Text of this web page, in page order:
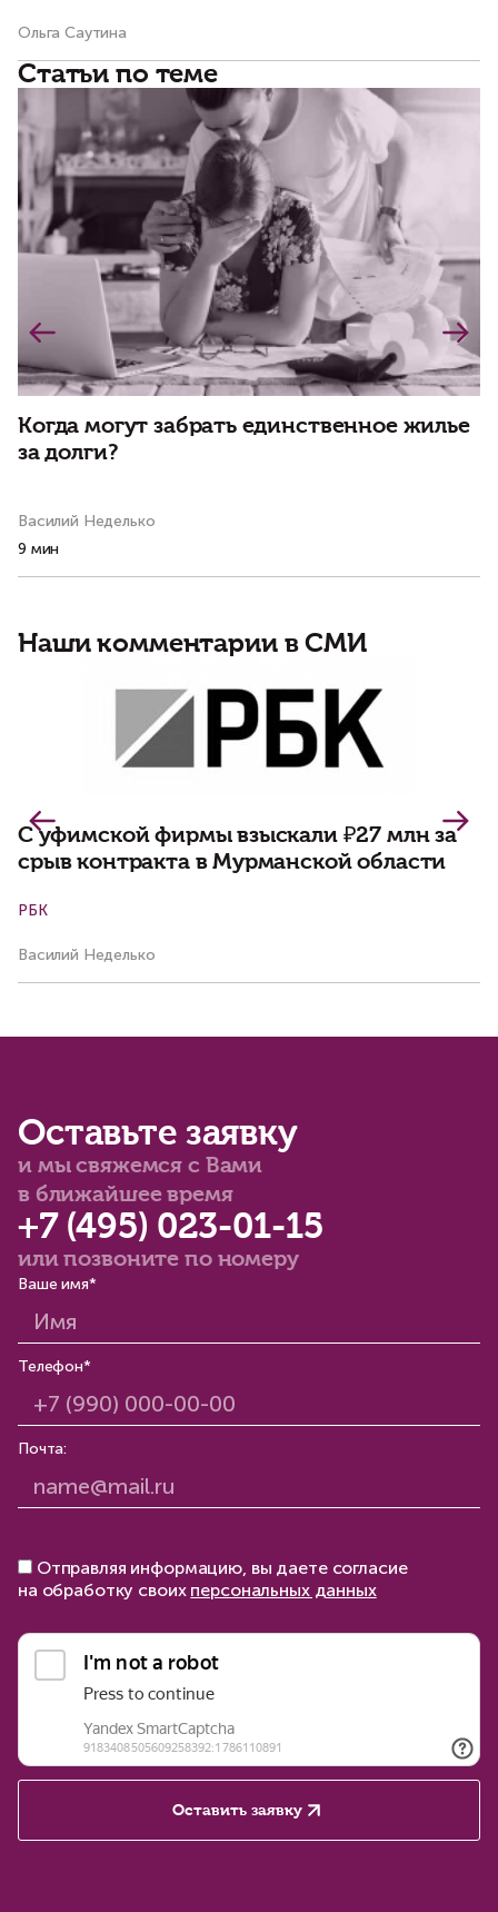
Ольга Саутина
Статьи по теме
Когда могут забрать единственное жилье
за долги?
Василий Неделько
9 мин
Наши комментарии в СМИ
С уфимской фирмы взыскали ₽27 млн за
срыв контракта в Мурманской области
РБК
Василий Неделько
Оставьте заявку
и мы свяжемся с Вами
в ближайшее время
+7 (495) 023-01-15
или позвоните по номеру
Ваше имя*
Телефон*
Почта:
Отправляя информацию, вы даете согласие
на обработку своих персональных данных
Оставить заявку